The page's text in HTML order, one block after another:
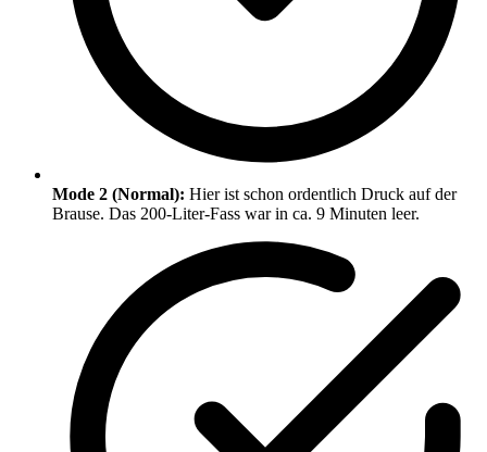
Mode 2 (Normal): Hier ist schon ordentlich Druck auf der
Brause. Das 200-Liter-Fass war in ca. 9 Minuten leer.